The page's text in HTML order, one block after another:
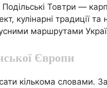
Товтри —
кулінарні традиції
маршрутами
Європи
кількома словами.